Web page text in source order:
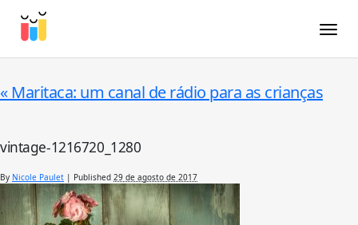
« Maritaca: um canal de rádio para as crianças
vintage-1216720_1280
By Nicole Paulet | Published 29 de agosto de 2017